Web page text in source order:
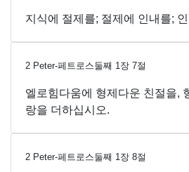
지식에 절제를; 절제에 인내를;
2 Peter-페트로스둘째 1장 7절
엘로힘다움에 형제다운 친절을,
랑을 더하십시오.
2 Peter-페트로스둘째 1장 8절